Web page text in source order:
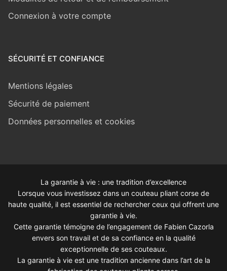
Connexion à votre compte
SÉCURITÉ ET CONFIANCE
Mentions légales
Sécurité de paiement
Données personnelles et cookies
La garantie à vie : une tradition d’excellence
Lorsque vous investissez dans un couteau pliant corse de
haute qualité, il est essentiel de rechercher ceux qui offrent une
garantie à vie.
Cette garantie témoigne de l’engagement de Fabien Cazorla
envers son travail et de sa confiance en la qualité
exceptionnelle de ses couteaux.
La garantie à vie est une tradition ancienne dans l’art de la